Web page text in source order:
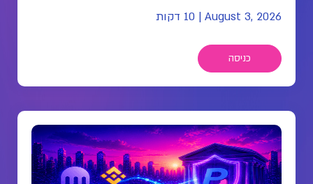
August 3, 2026
| 10 דקות
כניסה